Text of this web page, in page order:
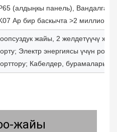
(алдыңкы панель), Вандалга
Ар бир баскычта >2 миллион
жайы, 2 желдетүүчү
Электр энергиясы үчүн
Кабелдер, бурамалары
жайы